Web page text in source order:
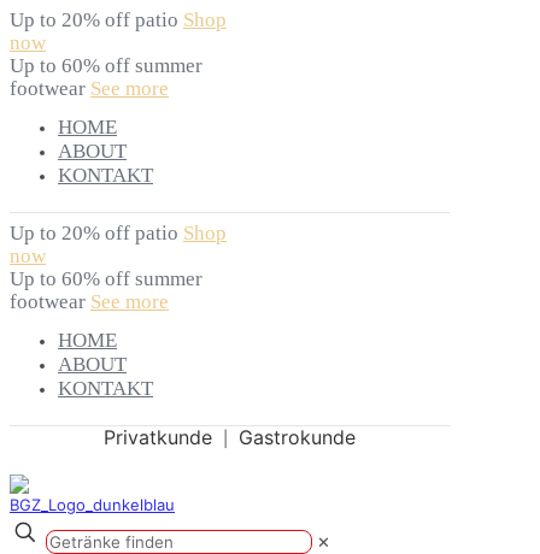
Up to 20% off patio Shop
now
Up to 60% off summer
footwear See more
HOME
ABOUT
KONTAKT
Up to 20% off patio Shop
now
Up to 60% off summer
footwear See more
HOME
ABOUT
KONTAKT
Privatkunde Gastrokunde
✕